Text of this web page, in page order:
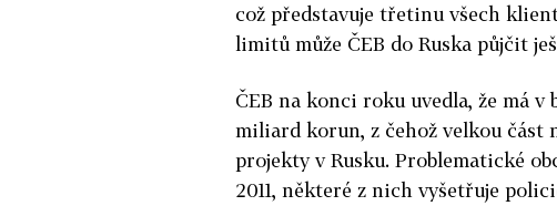
což představuje třetinu všech
limitů může ČEB do Ruska půjčit
ČEB na konci roku uvedla, že má
miliard korun, z čehož velkou část
projekty v Rusku. Problematické
2011, některé z nich vyšetřuje